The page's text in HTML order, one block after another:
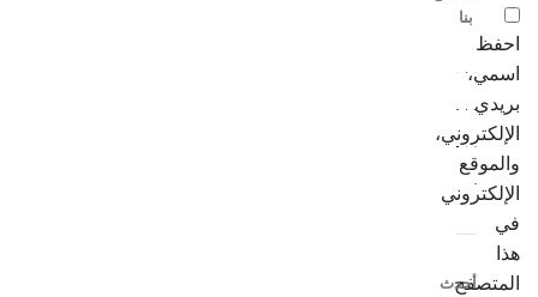
احفظ
اسمي،
بريدي
الإلكتروني،
والموقع
الإلكتروني
في
هذا
المتصفح
بنا
أحدث